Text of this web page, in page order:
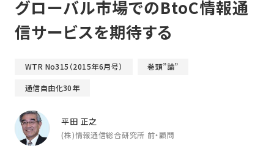
グローバル市場でのBtoC情報通
信サービスを期待する
WTR No315（2015年6月号） 巻頭”論”
通信自由化30年
平田 正之
(株)情報通信総合研究所 前・顧問